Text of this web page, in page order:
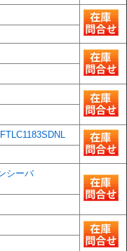
シーバ